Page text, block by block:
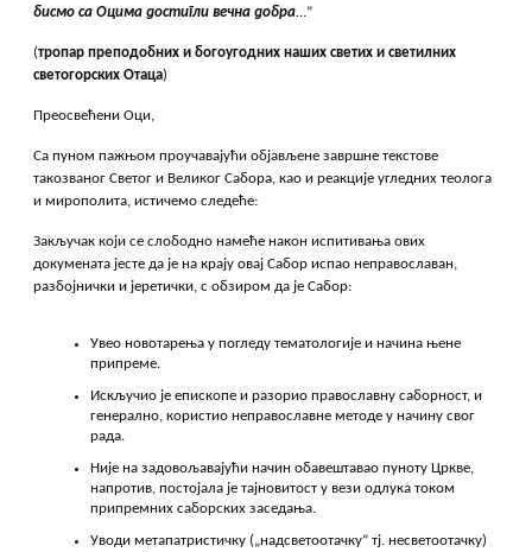
бисмо са Оцима достигли вечна добра…”
(тропар преподобних и богоугодних наших светих и светилних
светогорских Отаца)
Преосвећени Оци,
Са пуном пажњом проучавајући објављене завршне текстове
такозваног Светог и Великог Сабора, као и реакције угледних теолога
и мирополита, истичемо следеће:
Закључак који се слободно намеће након испитивања ових
докумената јесте да је на крају овај Сабор испао неправославан,
разбојнички и јеретички, с обзиром да је Сабор:
Увео новотарења у погледу тематологије и начина њене
припреме.
Искључио је епископе и разорио православну саборност, и
генерално, користио неправославне методе у начину свог
рада.
Није на задовољавајући начин обавештавао пуноту Цркве,
напротив, постојала је тајновитост у вези одлука током
припремних саборских заседања.
Уводи метапатристичку („надсветоотачку“ тј. несветоотачку)